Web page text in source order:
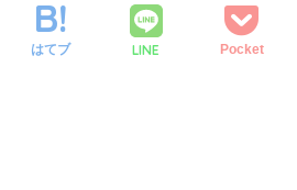
はてブ LINE Pocket